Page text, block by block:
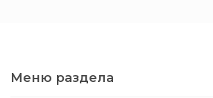
Филиалы
Меню раздела